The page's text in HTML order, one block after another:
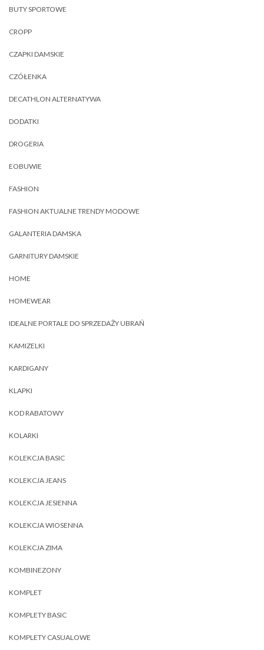
BUTY SPORTOWE
CROPP
CZAPKI DAMSKIE
CZÓŁENKA
DECATHLON ALTERNATYWA
DODATKI
DROGERIA
EOBUWIE
FASHION
FASHION AKTUALNE TRENDY MODOWE
GALANTERIA DAMSKA
GARNITURY DAMSKIE
HOME
HOMEWEAR
IDEALNE PORTALE DO SPRZEDAŻY UBRAŃ
KAMIZELKI
KARDIGANY
KLAPKI
KOD RABATOWY
KOLARKI
KOLEKCJA BASIC
KOLEKCJA JEANS
KOLEKCJA JESIENNA
KOLEKCJA WIOSENNA
KOLEKCJA ZIMA
KOMBINEZONY
KOMPLET
KOMPLETY BASIC
KOMPLETY CASUALOWE